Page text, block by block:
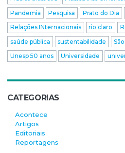
Pandemia
Pesquisa Prato do Dia
Relações INternacionais
rio claro
saúde pública
sustentabilidade
Unesp 50 anos
Universidade
CATEGORIAS
Acontece
Artigos
Editoriais
Reportagens